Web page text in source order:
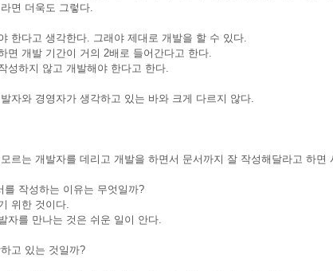
면 더욱도 그렇다.
한다고 생각한다. 그래야 제대로 개발을 할 수 있다.
면 개발 기간이 거의 2배로 들어간다고 한다.
성하지 않고 개발해야 한다고 한다.
자와 경영자가 생각하고 있는 바와 크게 다르지 않다.
르는 개발자를 데리고 개발을 하면서 문서까지 잘 작성해달라고 하면
작성하는 이유는 무엇일까?
위한 것이다.
자를 만나는 것은 쉬운 일이 안다.
고 있는 것일까?